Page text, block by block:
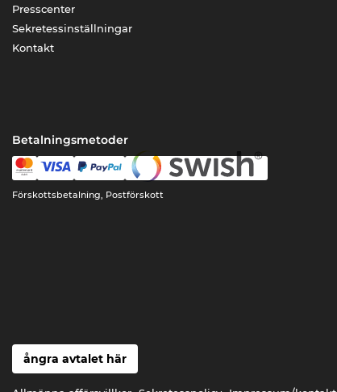
Presscenter
Sekretessinställningar
Kontakt
Betalningsmetoder
Förskottsbetalning, Postförskott
ångra avtalet här